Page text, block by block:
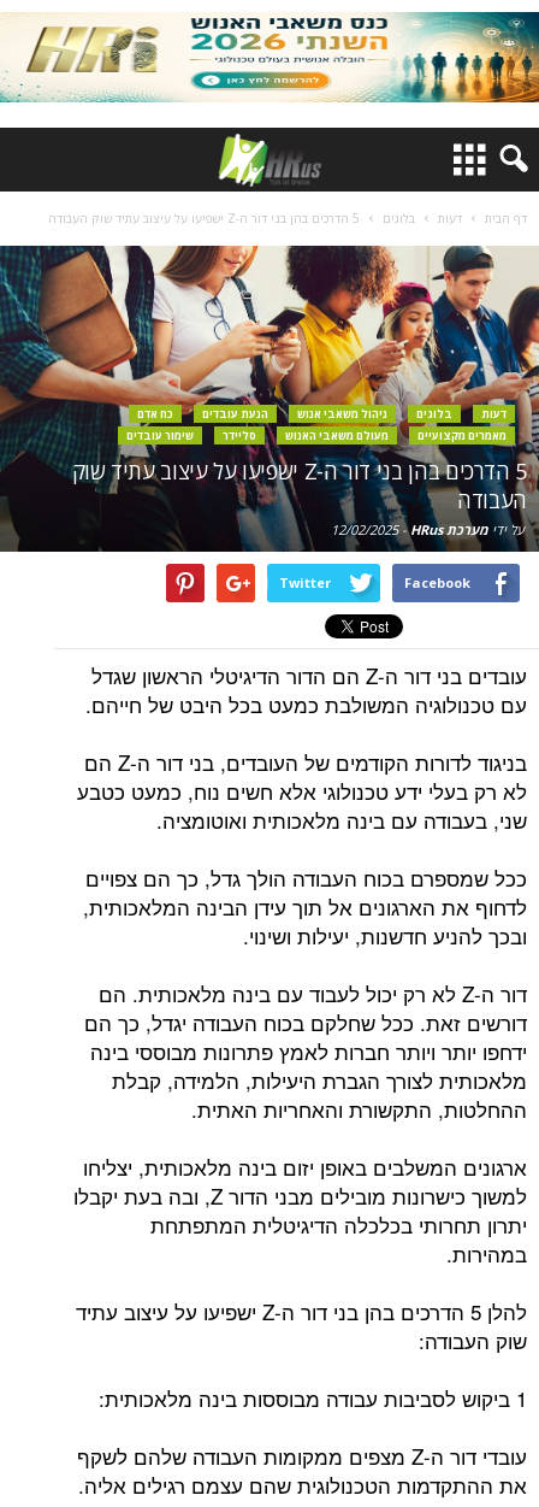
דף הבית דעות בלוגים 5 הדרכים בהן בני דור ה-Z ישפיעו על עיצוב עתיד שוק העבודה
דעות בלוגים ניהול משאבי אנוש הנעת עובדים
כח אדם
מאמרים מקצועיים
מעולם משאבי האנוש סליידר שימור עובדים
5 הדרכים בהן בני דור ה-Z ישפיעו על עיצוב עתיד שוק
העבודה
על ידי מערכת HRus -
12/02/2025
Facebook
Twitter
עובדים בני דור ה-Z הם הדור הדיגיטלי הראשון שגדל
עם טכנולוגיה המשולבת כמעט בכל היבט של חייהם.
בניגוד לדורות הקודמים של העובדים, בני דור ה-Z הם
לא רק בעלי ידע טכנולוגי אלא חשים נוח, כמעט כטבע
שני, בעבודה עם בינה מלאכותית ואוטומציה.
ככל שמספרם בכוח העבודה הולך גדל, כך הם צפויים
לדחוף את הארגונים אל תוך עידן הבינה המלאכותית,
ובכך להניע חדשנות, יעילות ושינוי.
דור ה-Z לא רק יכול לעבוד עם בינה מלאכותית. הם
דורשים זאת. ככל שחלקם בכוח העבודה יגדל, כך הם
ידחפו יותר ויותר חברות לאמץ פתרונות מבוססי בינה
מלאכותית לצורך הגברת היעילות, הלמידה, קבלת
ההחלטות, התקשורת והאחריות האתית.
ארגונים המשלבים באופן יזום בינה מלאכותית, יצליחו
למשוך כישרונות מובילים מבני הדור Z, ובה בעת יקבלו
יתרון תחרותי בכלכלה הדיגיטלית המתפתחת
במהירות.
להלן 5 הדרכים בהן בני דור ה-Z ישפיעו על עיצוב עתיד
שוק העבודה:
1 ביקוש לסביבות עבודה מבוססות בינה מלאכותית:
עובדי דור ה-Z מצפים ממקומות העבודה שלהם לשקף
את ההתקדמות הטכנולוגית שהם עצמם רגילים אליה.